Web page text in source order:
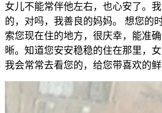
女儿不能常伴他左右，也心安了。
的，对吗，我善良的妈妈。 想您的
索您现在住的地方，很庆幸，能准
晰。知道您安安稳稳的住在那里，
我会常常去看您的，给您带喜欢的鲜